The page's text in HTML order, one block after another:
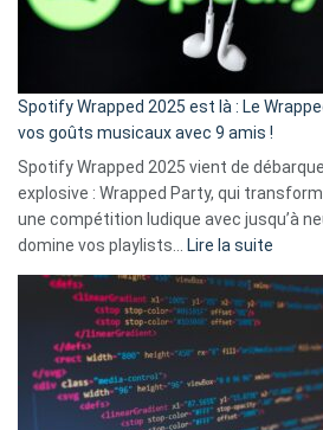
Spotify Wrapped 2025 est là : Le
vos goûts musicaux avec 9 amis !
Spotify Wrapped 2025 vient de
explosive : Wrapped Party, qui
une compétition ludique avec jusqu’à
domine vos playlists…
Lire la suite
est
là
:
Le